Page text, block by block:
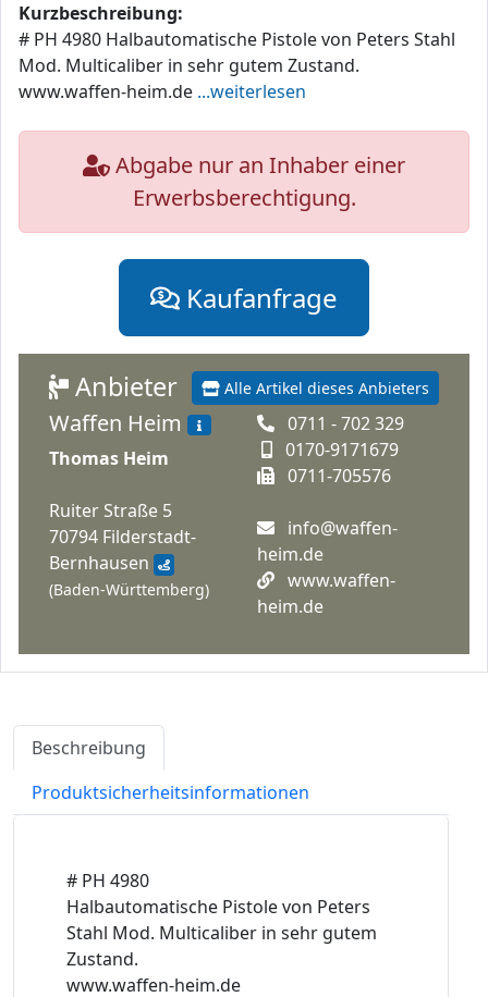
Kurzbeschreibung:
# PH 4980 Halbautomatische Pistole von Peters Stahl
Mod. Multicaliber in sehr gutem Zustand.
www.waffen-heim.de ...weiterlesen
Abgabe nur an Inhaber einer
Erwerbsberechtigung.
Kaufanfrage
Alle Artikel dieses Anbieters
Anbieter
Waffen Heim
Thomas Heim
Ruiter Straße 5
70794 Filderstadt-
Bernhausen
(Baden-Württemberg)
0711 - 702 329
0170-9171679
0711-705576
info@waffen-
heim.de
www.waffen-
heim.de
Beschreibung
Produktsicherheitsinformationen
# PH 4980
Halbautomatische Pistole von Peters
Stahl Mod. Multicaliber in sehr gutem
Zustand.
www.waffen-heim.de